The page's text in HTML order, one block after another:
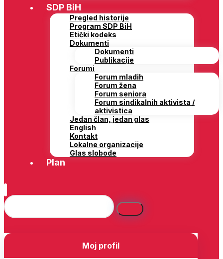
SDP BiH
Pregled historije
Program SDP BiH
Etički kodeks
Dokumenti
Dokumenti
Publikacije
Forumi
Forum mladih
Forum žena
Forum seniora
Forum sindikalnih aktivista /
aktivistica
Jedan član, jedan glas
English
Kontakt
Lokalne organizacije
Glas slobode
Plan
Moj profil